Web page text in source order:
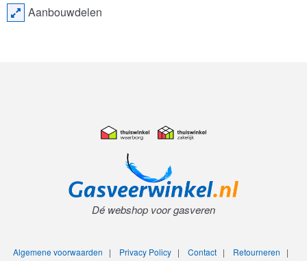
Aanbouwdelen
Dé webshop voor gasveren
Algemene voorwaarden | Privacy Policy| Contact| Retourneren |